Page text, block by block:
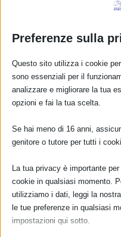
Allattamento in
CORSO
– PROBLEMI
28 Marzo 2021
Preferenze sulla
Questo sito utilizza i cookie
sono essenziali per il
analizzare e migliorare la tua
opzioni e fai la tua scelta.
Se hai meno di 16 anni,
genitore o tutore per tutti i
La tua privacy è importante
cookie in qualsiasi momento.
utilizziamo i dati, leggi la
le tue preferenze in qualsiasi
impostazioni qui sotto.